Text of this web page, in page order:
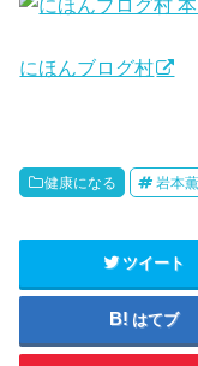
にほんブログ村
健康になる 岩本薫
ツイート
はてブ